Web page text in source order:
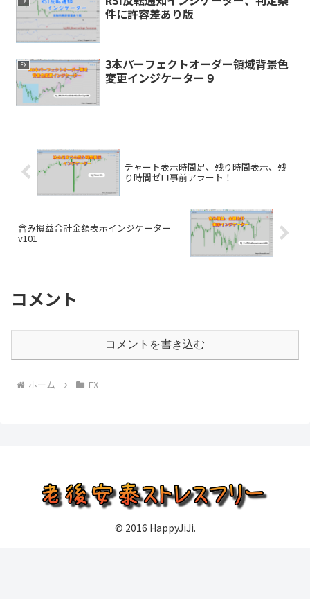
件に許容差あり版
FX
3本パーフェクトオーダー領域背景色
変更インジケーター９
チャート表示時間足、残り時間表示、残
り時間ゼロ事前アラート！
含み損益合計金額表示インジケーター
v101
コメント
コメントを書き込む
ホーム FX
© 2016 HappyJiJi.